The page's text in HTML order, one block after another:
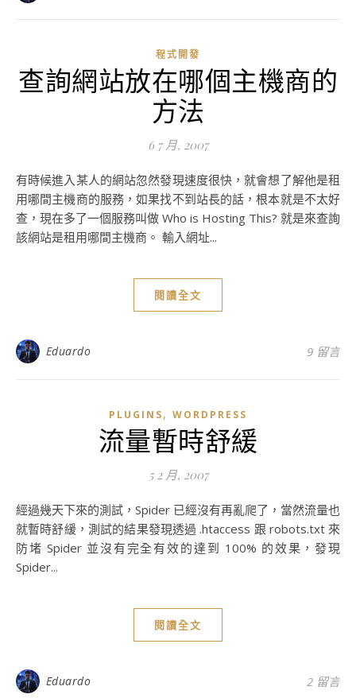
程式開發
查詢網站放在哪個主機商的
方法
6 7 月, 2007
有時候進入某人的網站忽然發現速度很快，就會想了解他是租
用哪間主機商的服務，如果找不到站長的話，根本就是不太好
查，現在多了一個服務叫做 Who is Hosting This? 就是來查詢
該網站是租用哪間主機商。 輸入網址...
閱讀全文
Eduardo 9 留言
PLUGINS, WORDPRESS
流量暫時舒緩
5 2 月, 2007
經過幾天下來的測試，Spider 已經沒有再亂爬了，當然流量也
就暫時舒緩，測試的結果發現透過 .htaccess 跟 robots.txt 來
防堵 Spider 並沒有完全有效的達到 100% 的效果，發現
Spider...
閱讀全文
Eduardo 2 留言